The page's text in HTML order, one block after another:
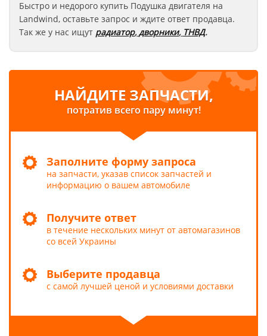
Быстро и недорого купить Подушка двигателя на
Landwind, оставьте запрос и ждите ответ продавца.
Так же у нас ищут радиатор,дворники, ТНВД.
НАЙДИТЕ ЗАПЧАСТИ,
потратив всего пару минут!
Заполните форму запроса
на запчасти, указав список запчастей и
информацию о вашем автомобиле
Получите ответ
в течение нескольких минут от автомагазинов
со всей Украины
Выберите продавца
с самой лучшей ценой и условиями доставки